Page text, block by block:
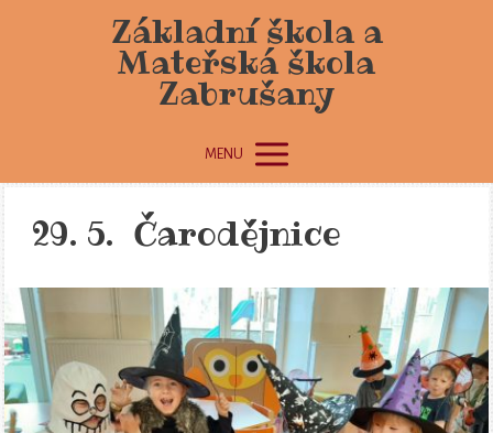
Základní škola a
Mateřská škola
Zabrušany
MENU
29. 5. Čarodějnice